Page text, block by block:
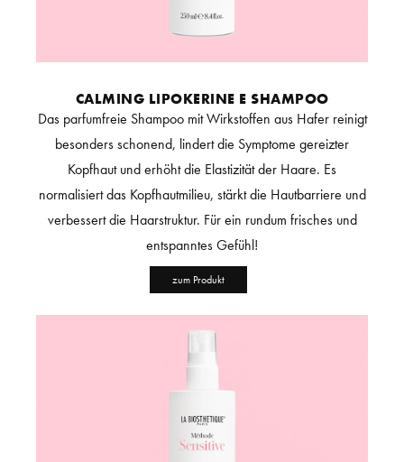
CALMING LIPOKERINE E SHAMPOO
Das parfumfreie Shampoo mit Wirkstoffen aus Hafer reinigt
besonders schonend, lindert die Symptome gereizter
Kopfhaut und erhöht die Elastizität der Haare. Es
normalisiert das Kopfhautmilieu, stärkt die Hautbarriere und
verbessert die Haarstruktur. Für ein rundum frisches und
entspanntes Gefühl!
zum Produkt